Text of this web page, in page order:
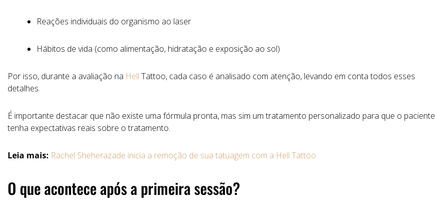
Reações individuais do organismo ao laser
Hábitos de vida (como alimentação, hidratação e exposição ao sol)
Por isso, durante a avaliação na Hell Tattoo, cada caso é analisado com atenção, levando em contatodos esses
detalhes.
É importante destacar que não existe uma fórmula pronta, mas sim umtratamento personalizado para que o paciente
tenha expectativas reais sobre otratamento.
Leia mais: Rachel Sheherazade inicia a remoção de sua tatuagem com a Hell Tattoo
O queaconteceapósa primeirasessão?